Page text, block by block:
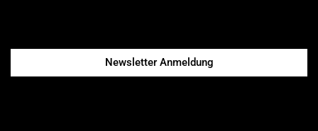
Newsletter Anmeldung